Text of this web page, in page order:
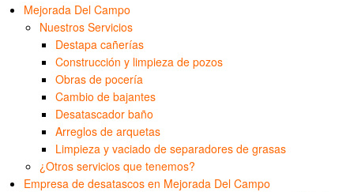
Mejorada Del Campo
Nuestros Servicios
Destapa cañerías
Construcción y limpieza de pozos
Obras de pocería
Cambio de bajantes
Desatascador baño
Arreglos de arquetas
Limpieza y vaciado de separadores de grasas
¿Otros servicios que tenemos?
Empresa de desatascos en Mejorada Del Campo